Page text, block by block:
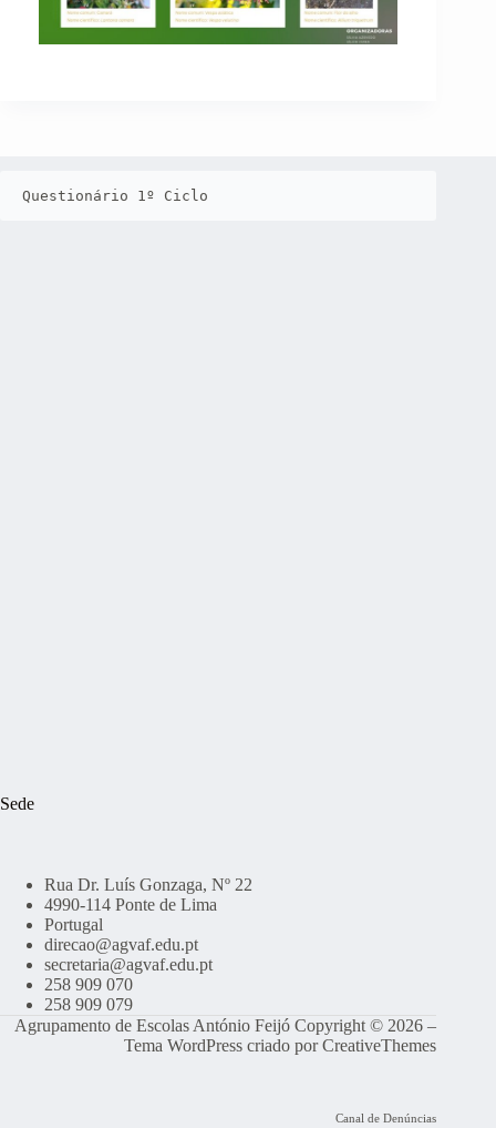
Questionário 1º Ciclo
Sede
Rua Dr. Luís Gonzaga, Nº 22
4990-114 Ponte de Lima
Portugal
direcao@agvaf.edu.pt
secretaria@agvaf.edu.pt
258 909 070
258 909 079
Agrupamento de Escolas António Feijó Copyright © 2026 –
Tema WordPress criado porCreativeThemes
Canal de Denúncias